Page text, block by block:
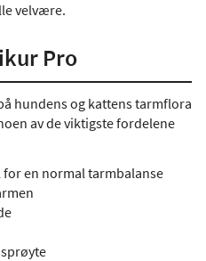
velvære.
Pro
hundens og kattens tarmflora
av de viktigste fordelene
en normal tarmbalanse